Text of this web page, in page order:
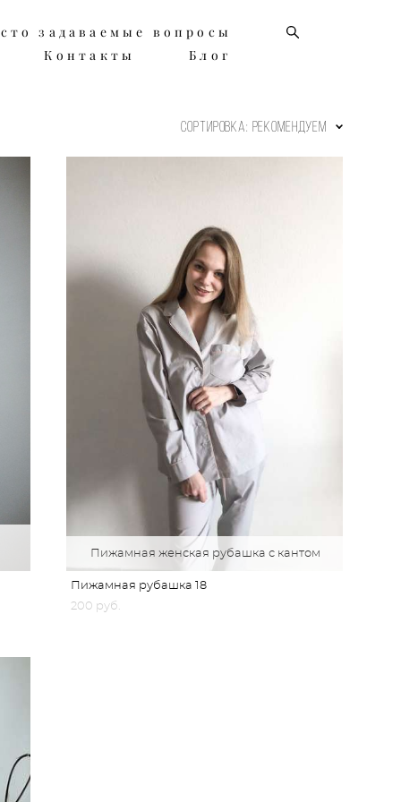
задаваемые вопросы
Контакты
Блог
задаваемые вопросы
Контакты
Блог
Сортировка: рекомендуем
Пижамная женская рубашка с кантом
Пижамная рубашка 18
200 pуб.